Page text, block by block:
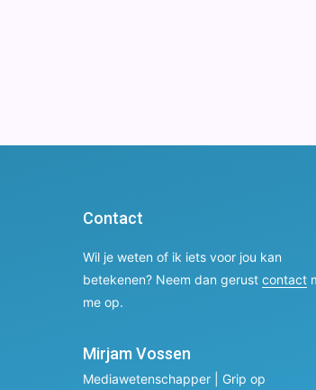
Contact
Wil je weten of ik iets voor jou kan
betekenen? Neem dan gerust contact
me op.
Mirjam Vossen
Mediawetenschapper | Grip op